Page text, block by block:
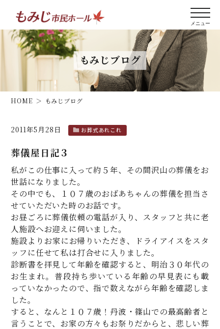
もみじブログ
HOME もみじブログ
2011年5月28日 お葬式あれこれ
葬儀屋日記３
私がこの仕事に入って約５年、その間沢山の葬儀をお
世話になりました。
その中でも、１０７歳のおばあちゃんの葬儀を担当さ
せていただいた時のお話です。
お昼ごろに葬儀依頼の電話が入り、スタッフと共に老
人施設へお迎えに伺いました。
施設よりお家にお帰りいただき、ドライアイスをスタ
ッフに任せて私は打合せに入りました。
診断書を拝見して年齢を確認すると、明治３０年代の
お生まれ。普段持ち歩いている年齢の早見表にも載
っていなかったので、指で数えながら年齢を確認しま
した。
すると、なんと１０７歳！丹波・篠山での最高齢者と
言うことで、お家の方々もお祭りだからと、悲しい葬